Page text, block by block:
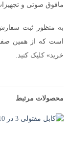
مافوق صوتی و
است که از همین
خرید» کلیک کنید.
محصولات مرتبط